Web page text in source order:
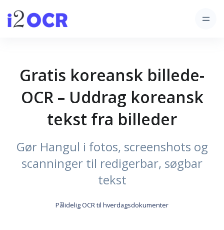
Gratis koreansk billede-
OCR – Uddrag koreansk
tekst fra billeder
Gør Hangul i fotos, screenshots og
scanninger til redigerbar, søgbar
tekst
Pålidelig OCR til hverdagsdokumenter